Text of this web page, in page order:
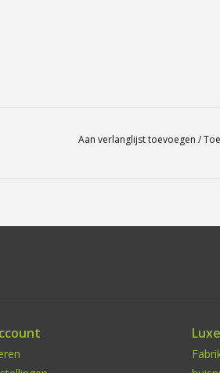
Aan verlanglijst toevoegen /